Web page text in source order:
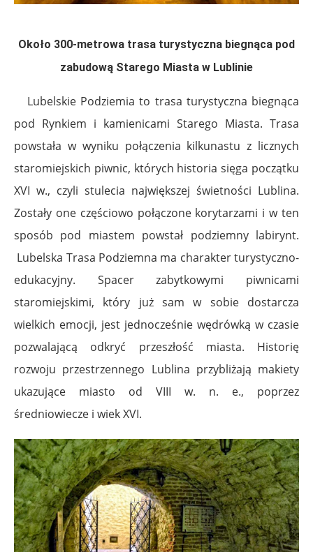
Około 300-metrowa trasa turystyczna biegnąca pod
zabudową Starego Miasta w Lublinie
Lubelskie Podziemia to trasa turystyczna biegnąca
pod Rynkiem i kamienicami Starego Miasta. Trasa
powstała w wyniku połączenia kilkunastu z licznych
staromiejskich piwnic, których historia sięga początku
XVI w., czyli stulecia największej świetności Lublina.
Zostały one częściowo połączone korytarzami i w ten
sposób pod miastem powstał podziemny labirynt.
Lubelska Trasa Podziemna ma charakter turystyczno-
edukacyjny. Spacer zabytkowymi piwnicami
staromiejskimi, który już sam w sobie dostarcza
wielkich emocji, jest jednocześnie wędrówką w czasie
pozwalającą odkryć przeszłość miasta. Historię
rozwoju przestrzennego Lublina przybliżają makiety
ukazujące miasto od VIII w. n. e., poprzez
średniowiecze i wiek XVI.